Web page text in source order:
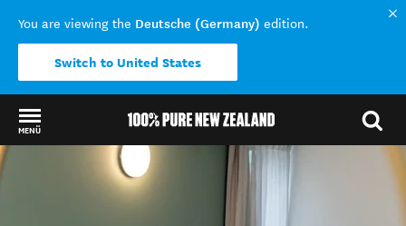
You are viewing the Deutsche (Germany) edition.
Switch to United States
MENÜ
Back to my results